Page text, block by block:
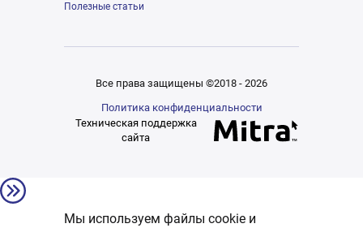
Полезные статьи
Все права защищены ©2018 - 2026
Политика конфиденциальности
Техническая поддержка
сайта
Мы используем файлы cookie и